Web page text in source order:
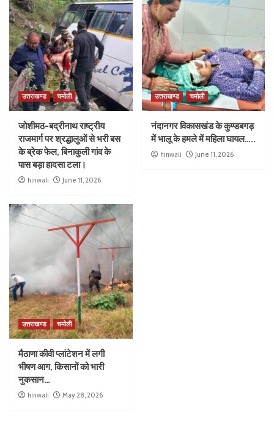
उत्तराखण्ड चमोली
जोशीमठ-बद्रीनाथ राष्ट्रीय
राजमार्ग पर श्रद्धालुओं से भरी बस
के ब्रेक फेल, बिनाकुली गांव के
पास बड़ा हादसा टला।
hinwali June 11, 2026
उत्तराखण्ड चमोली
नंदानगर विकासखंड के कुण्डबगड़
में भालू के हमले में महिला घायल…..
hinwali June 11, 2026
उत्तराखण्ड चमोली
मैठाणा कीवी प्लांटेशन में लगी
भीषण आग, किसानों को भारी
नुकसान…
hinwali May 28, 2026